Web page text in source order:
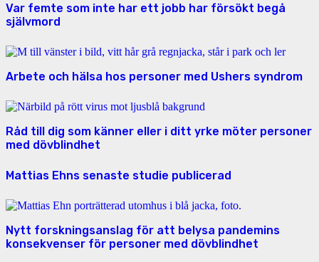
Var femte som inte har ett jobb har försökt begå
självmord
Arbete och hälsa hos personer med Ushers syndrom
Råd till dig som känner eller i ditt yrke möter personer
med dövblindhet
Mattias Ehns senaste studie publicerad
Nytt forskningsanslag för att belysa pandemins
konsekvenser för personer med dövblindhet